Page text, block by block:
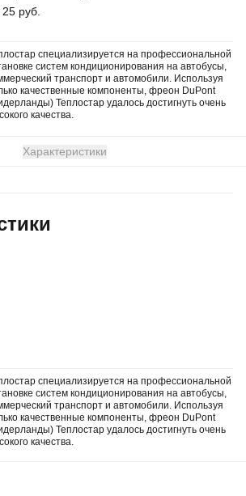
руб
специализируется на профессиональной
систем кондиционирования на автобусы,
транспорт и автомобили. Используя
качественные компоненты, фреон DuPont
Теплостар удалось достигнуть очень
качества.
Характеристики
специализируется на профессиональной
систем кондиционирования на автобусы,
транспорт и автомобили. Используя
качественные компоненты, фреон DuPont
Теплостар удалось достигнуть очень
качества.